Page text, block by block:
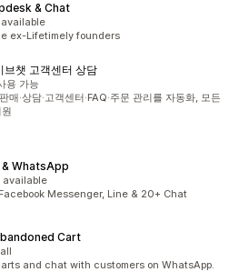
& Chat
ex-Lifetimely founders
챗 고객센터 상담
용 가능
·상담·고객센터·FAQ·주문 관리를 자동화, 모든
WhatsApp
available
Messenger, Line & 20+ Chat
Cart
and chat with customers on WhatsApp.